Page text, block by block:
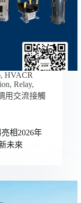
, HVACR
, Relay,
用交流接觸
相2026年
未來